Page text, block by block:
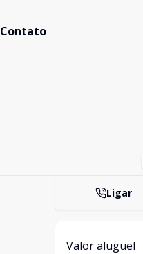
Contato
Ligar
Valor aluguel